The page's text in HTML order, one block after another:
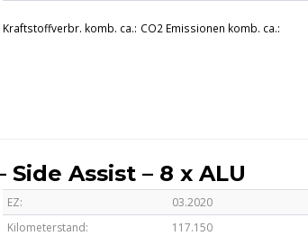
Kraftstoffverbr. komb. ca.: CO2 Emissionen komb. ca.:
Assist – 8 x ALU
EZ:
03.2020
Kilometerstand:
117.150